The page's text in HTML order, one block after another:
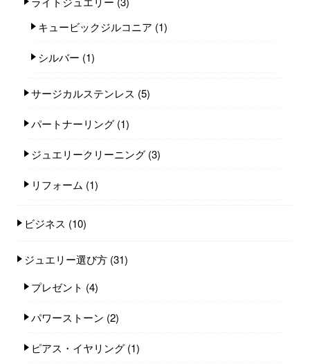
キュービックジルコニア (1)
シルバー (1)
サージカルステンレス (5)
パートナーリング (1)
ジュエリークリーニング (3)
リフォーム (1)
ビジネス (10)
ジュエリー選び方 (31)
プレゼント (4)
パワーストーン (2)
ピアス・イヤリング (1)